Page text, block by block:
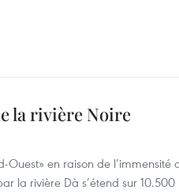
la rivière Noire
en raison de l’immensité
la rivière Dà s’étend sur 10.500